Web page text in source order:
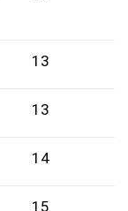
13
13
14
15